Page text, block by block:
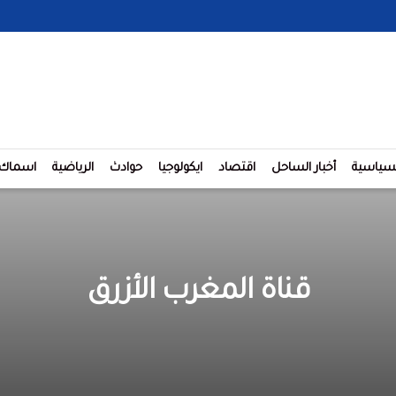
أخبار الساحل اقتصاد ايكولوجيا حوادث الرياضية اسماك
قناة المغرب الأزرق